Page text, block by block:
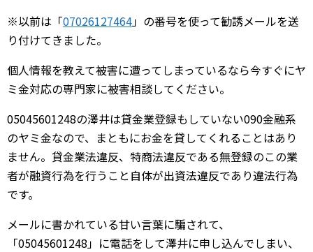
※以前は「07026127464」の番号を使って勧誘メールを送
り付けてきました。
個人情報を教えて被害に遭ってしまっているなら今すぐにヤ
ミ金対応の専門家に被害相談してください。
05045601248の澤井は貸金業登録もしていない090金融系
のヤミ金なので、まともにお金を貸してくれることはあり
ません。貸金業法違反、特商法違反である無登録のこの業
者が融資行為を行うこと自体が出資法違反であり違法行為
です。
メールに書かれている甘い言葉に騙されて、
「05045601248」に電話をして澤井に申し込んでしまい、